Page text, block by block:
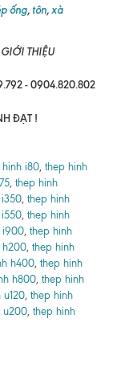
ống, tôn, xà
THIỆU
- 0904.820.802
ĐẠT !
hinh i80, thep hinh
, thep hinh
, thep hinh
, thep hinh
i900, thep hinh
h200, thep hinh
h400, thep hinh
h800, thep hinh
u120, thep hinh
u200, thep hinh